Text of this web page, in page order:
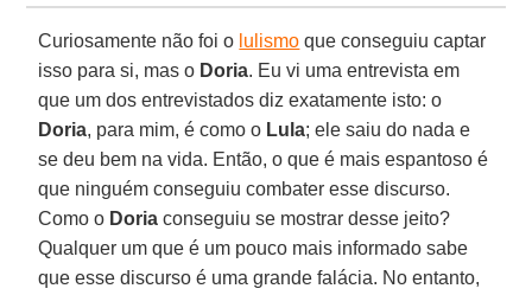
Curiosamente não foi o lulismo que conseguiu captar
isso para si, mas o Doria. Eu vi uma entrevista em
que um dos entrevistados diz exatamente isto: o
Doria, para mim, é como o Lula; ele saiu do nada e
se deu bem na vida. Então, o que é mais espantoso é
que ninguém conseguiu combater esse discurso.
Como o Doria conseguiu se mostrar desse jeito?
Qualquer um que é um pouco mais informado sabe
que esse discurso é uma grande falácia. No entanto,